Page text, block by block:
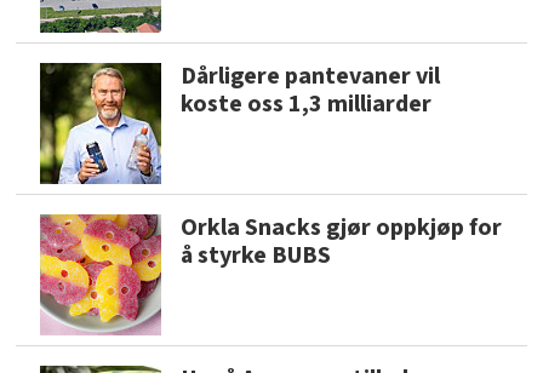
Dårligere pantevaner vil
koste oss 1,3 milliarder
Orkla Snacks gjør oppkjøp for
å styrke BUBS